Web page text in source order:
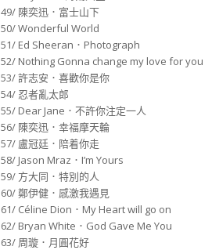
49/ 陳奕迅．富士山下
50/ Wonderful World
51/ Ed Sheeran．Photograph
52/ Nothing Gonna change my love for you
53/ 許志安．喜歡你是你
54/ 忍者亂太郎
55/ Dear Jane．不許你注定一人
56/ 陳奕迅．幸福摩天輪
57/ 盧冠廷．陪着你走
58/ Jason Mraz．I’m Yours
59/ 方大同．特別的人
60/ 鄭伊健．感激我遇見
61/ Céline Dion．My Heart will go on
62/ Bryan White．God Gave Me You
63/ 周璇．月圓花好